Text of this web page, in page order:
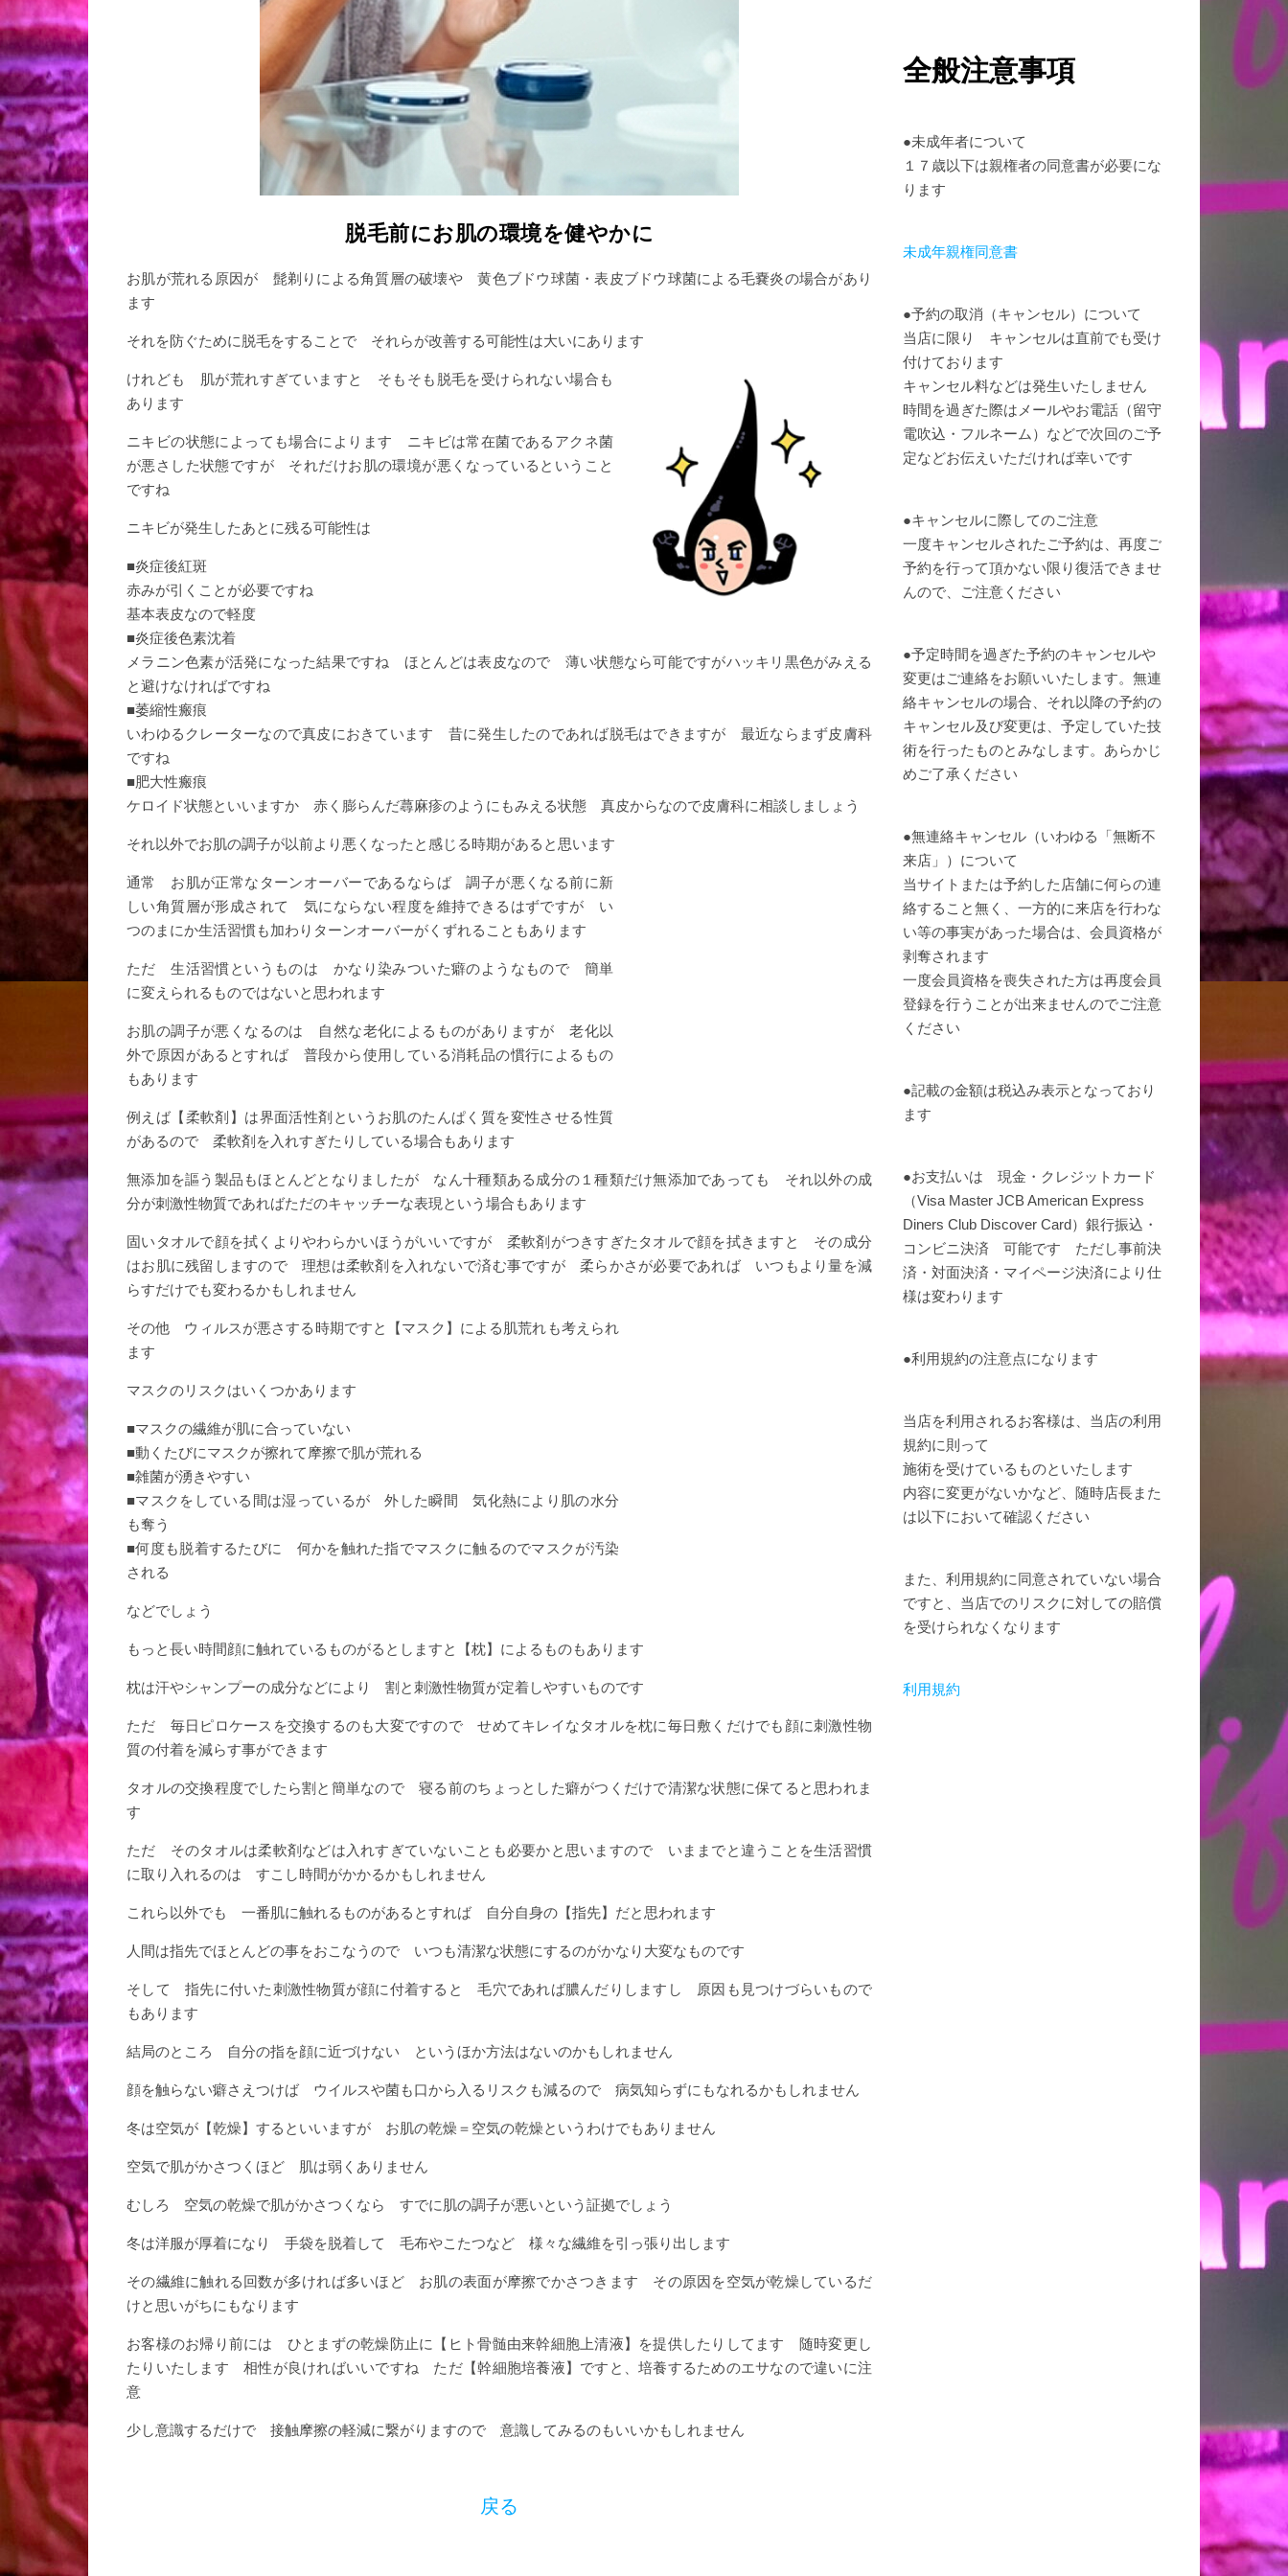
脱毛前にお肌の環境を健やかに
お肌が荒れる原因が 髭剃りによる角質層の破壊や 黄色ブドウ球菌・表皮ブドウ球菌による毛嚢炎の場合があり
ます
それを防ぐために脱毛をすることで それらが改善する可能性は大いにあります
けれども 肌が荒れすぎていますと そもそも脱毛を受けられない場合も
あります
ニキビの状態によっても場合によります ニキビは常在菌であるアクネ菌
が悪さした状態ですが それだけお肌の環境が悪くなっているということ
ですね
ニキビが発生したあとに残る可能性は
■炎症後紅斑
赤みが引くことが必要ですね
基本表皮なので軽度
■炎症後色素沈着
メラニン色素が活発になった結果ですね ほとんどは表皮なので 薄い状態なら可能ですがハッキリ黒色がみえる
と避けなければですね
■萎縮性瘢痕
いわゆるクレーターなので真皮におきています 昔に発生したのであれば脱毛はできますが 最近ならまず皮膚科
ですね
■肥大性瘢痕
ケロイド状態といいますか 赤く膨らんだ蕁麻疹のようにもみえる状態 真皮からなので皮膚科に相談しましょう
それ以外でお肌の調子が以前より悪くなったと感じる時期があると思います
通常 お肌が正常なターンオーバーであるならば 調子が悪くなる前に新
しい角質層が形成されて 気にならない程度を維持できるはずですが い
つのまにか生活習慣も加わりターンオーバーがくずれることもあります
ただ 生活習慣というものは かなり染みついた癖のようなもので 簡単
に変えられるものではないと思われます
お肌の調子が悪くなるのは 自然な老化によるものがありますが 老化以
外で原因があるとすれば 普段から使用している消耗品の慣行によるもの
もあります
例えば【柔軟剤】は界面活性剤というお肌のたんぱく質を変性させる性質
があるので 柔軟剤を入れすぎたりしている場合もあります
無添加を謳う製品もほとんどとなりましたが なん十種類ある成分の１種類だけ無添加であっても それ以外の成
分が刺激性物質であればただのキャッチーな表現という場合もあります
固いタオルで顔を拭くよりやわらかいほうがいいですが 柔軟剤がつきすぎたタオルで顔を拭きますと その成分
はお肌に残留しますので 理想は柔軟剤を入れないで済む事ですが 柔らかさが必要であれば いつもより量を減
らすだけでも変わるかもしれません
その他 ウィルスが悪さする時期ですと【マスク】による肌荒れも考えられ
ます
マスクのリスクはいくつかあります
■マスクの繊維が肌に合っていない
■動くたびにマスクが擦れて摩擦で肌が荒れる
■雑菌が湧きやすい
■マスクをしている間は湿っているが 外した瞬間 気化熱により肌の水分
も奪う
■何度も脱着するたびに 何かを触れた指でマスクに触るのでマスクが汚染
される
などでしょう
もっと長い時間顔に触れているものがるとしますと【枕】によるものもあります
枕は汗やシャンプーの成分などにより 割と刺激性物質が定着しやすいものです
ただ 毎日ピロケースを交換するのも大変ですので せめてキレイなタオルを枕に毎日敷くだけでも顔に刺激性物
質の付着を減らす事ができます
タオルの交換程度でしたら割と簡単なので 寝る前のちょっとした癖がつくだけで清潔な状態に保てると思われま
す
ただ そのタオルは柔軟剤などは入れすぎていないことも必要かと思いますので いままでと違うことを生活習慣
に取り入れるのは すこし時間がかかるかもしれません
これら以外でも 一番肌に触れるものがあるとすれば 自分自身の【指先】だと思われます
人間は指先でほとんどの事をおこなうので いつも清潔な状態にするのがかなり大変なものです
そして 指先に付いた刺激性物質が顔に付着すると 毛穴であれば膿んだりしますし 原因も見つけづらいもので
もあります
結局のところ 自分の指を顔に近づけない というほか方法はないのかもしれません
顔を触らない癖さえつけば ウイルスや菌も口から入るリスクも減るので 病気知らずにもなれるかもしれません
冬は空気が【乾燥】するといいますが お肌の乾燥＝空気の乾燥というわけでもありません
空気で肌がかさつくほど 肌は弱くありません
むしろ 空気の乾燥で肌がかさつくなら すでに肌の調子が悪いという証拠でしょう
冬は洋服が厚着になり 手袋を脱着して 毛布やこたつなど 様々な繊維を引っ張り出します
その繊維に触れる回数が多ければ多いほど お肌の表面が摩擦でかさつきます その原因を空気が乾燥しているだ
けと思いがちにもなります
お客様のお帰り前には ひとまずの乾燥防止に【ヒト骨髄由来幹細胞上清液】を提供したりしてます 随時変更し
たりいたします 相性が良ければいいですね ただ【幹細胞培養液】ですと、培養するためのエサなので違いに注
意
少し意識するだけで 接触摩擦の軽減に繋がりますので 意識してみるのもいいかもしれません
戻る
全般注意事項
●未成年者について
１７歳以下は親権者の同意書が必要にな
ります
未成年親権同意書
●予約の取消（キャンセル）について
当店に限り キャンセルは直前でも受け
付けております
キャンセル料などは発生いたしません
時間を過ぎた際はメールやお電話（留守
電吹込・フルネーム）などで次回のご予
定などお伝えいただければ幸いです
●キャンセルに際してのご注意
一度キャンセルされたご予約は、再度ご
予約を行って頂かない限り復活できませ
んので、ご注意ください
●予定時間を過ぎた予約のキャンセルや
変更はご連絡をお願いいたします。無連
絡キャンセルの場合、それ以降の予約の
キャンセル及び変更は、予定していた技
術を行ったものとみなします。あらかじ
めご了承ください
●無連絡キャンセル（いわゆる「無断不
来店」）について
当サイトまたは予約した店舗に何らの連
絡すること無く、一方的に来店を行わな
い等の事実があった場合は、会員資格が
剥奪されます
一度会員資格を喪失された方は再度会員
登録を行うことが出来ませんのでご注意
ください
●記載の金額は税込み表示となっており
ます
●お支払いは 現金・クレジットカード
（Visa Master JCB American Express
Diners Club Discover Card）銀行振込・
コンビニ決済 可能です ただし事前決
済・対面決済・マイページ決済により仕
様は変わります
●利用規約の注意点になります
当店を利用されるお客様は、当店の利用
規約に則って
施術を受けているものといたします
内容に変更がないかなど、随時店長また
は以下において確認ください
また、利用規約に同意されていない場合
ですと、当店でのリスクに対しての賠償
を受けられなくなります
利用規約